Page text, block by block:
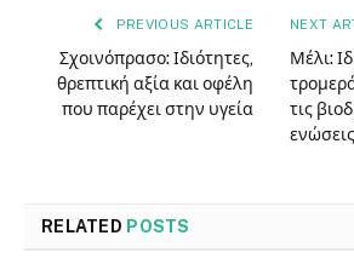
PREVIOUS ARTICLE
Σχοινόπρασο: Ιδιότητες,
θρεπτική αξία και οφέλη
που παρέχει στην υγεία
NEXT
Μέλι:
τις
ενώσεις
RELATED POSTS